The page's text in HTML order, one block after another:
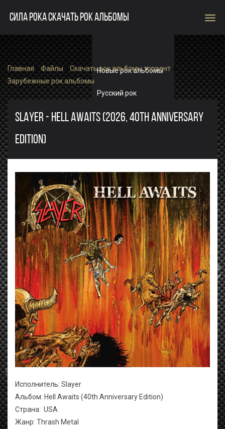
СИЛА РОКА СКАЧАТЬ РОК АЛЬБОМЫ menu
Новые рок альбомы
Русский рок
Зарубежный рок
Рок альбомы
Главная»Файлы»Скачать рок альбомы торрент »
Зарубежные рок альбомы
SLAYER - HELL AWAITS (2026, 40TH ANNIVERSARY
EDITION)
Исполнитель: Slayer
Альбом: Hell Awaits (40th Anniversary Edition)
Страна: USA
Жанр: Thrash Metal